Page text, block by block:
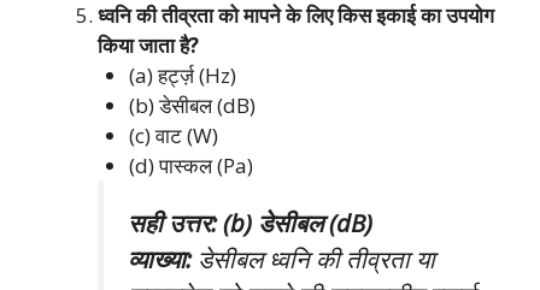
ध्वनि की तीव्रता को मापने के लिए किस इकाई का उपयोग
किया जाता है?
(a) हर्ट्ज़ (Hz)
(b) डेसीबल (dB)
(c) वाट (W)
(d) पास्कल (Pa)
सही उत्तर: (b) डेसीबल (dB)
व्याख्या:डेसीबल ध्वनि की तीव्रता या